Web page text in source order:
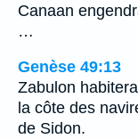
Canaan
…
Genèse 49:13
Zabulon
la côte des
de Sidon.